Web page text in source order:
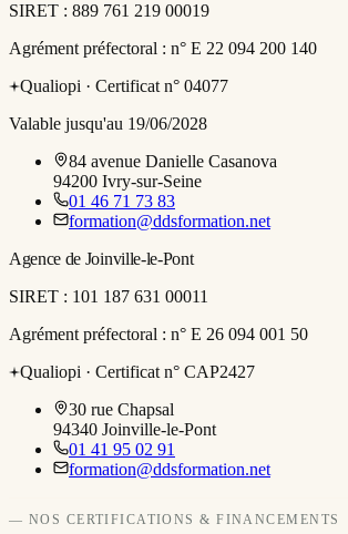
SIRET : 889 761 219 00019
Agrément préfectoral : n° E 22 094 200 140
Qualiopi · Certificat n° 04077
Valable jusqu'au 19/06/2028
84 avenue Danielle Casanova
94200 Ivry-sur-Seine
01 46 71 73 83
formation@ddsformation.net
Agence de Joinville-le-Pont
SIRET : 101 187 631 00011
Agrément préfectoral : n° E 26 094 001 50
Qualiopi · Certificat n° CAP2427
30 rue Chapsal
94340 Joinville-le-Pont
01 41 95 02 91
formation@ddsformation.net
— NOS CERTIFICATIONS & FINANCEMENTS